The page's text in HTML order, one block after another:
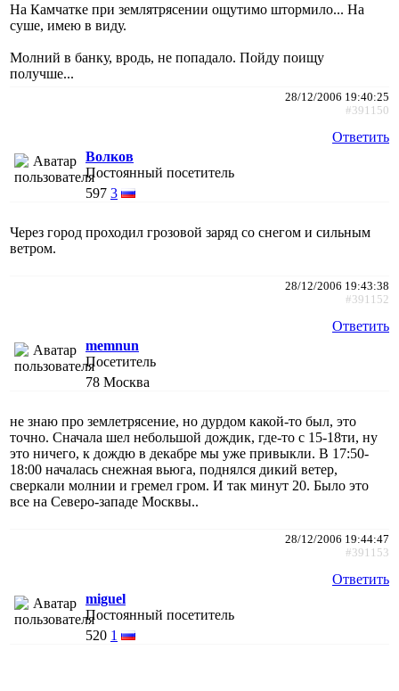
На Камчатке при землятрясении ощутимо штормило... На
суше, имею в виду.
Молний в банку, вродь, не попадало. Пойду поищу
получше...
28/12/2006 19:40:25
#391150
Ответить
Волков
Постоянный посетитель
597 3
Через город проходил грозовой заряд со снегом и сильным
ветром.
28/12/2006 19:43:38
#391152
Ответить
memnun
Посетитель
78 Москва
не знаю про землетрясение, но дурдом какой-то был, это
точно. Сначала шел небольшой дождик, где-то с 15-18ти, ну
это ничего, к дождю в декабре мы уже привыкли. В 17:50-
18:00 началась снежная вьюга, поднялся дикий ветер,
сверкали молнии и гремел гром. И так минут 20. Было это
все на Северо-западе Москвы..
28/12/2006 19:44:47
#391153
Ответить
miguel
Постоянный посетитель
520 1